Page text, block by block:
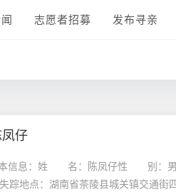
志愿者招募 发布寻亲
仔
本信息：姓 名：陈凤仔性 别：男
踪地点：湖南省茶陵县城关镇交通街